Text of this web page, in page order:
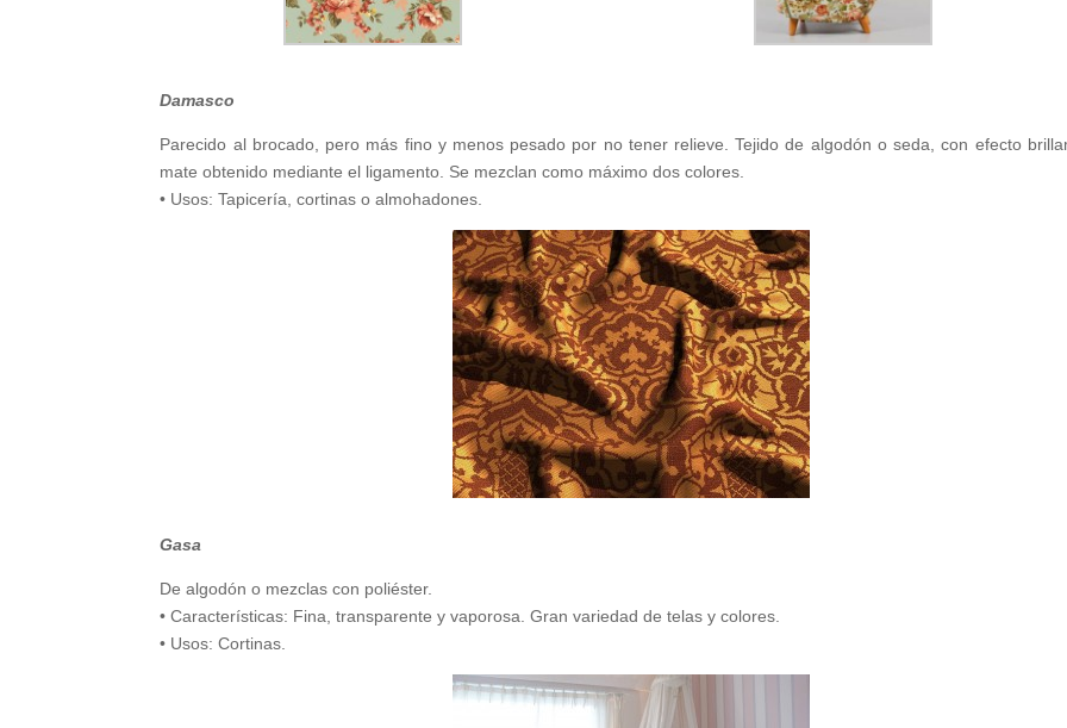
Damasco
Parecido al brocado, pero más fino y menos pesado por no tener relieve. Tejido de algodón o seda, con efecto
mate obtenido mediante el ligamento. Se mezclan como máximo dos colores.
• Usos: Tapicería, cortinas o almohadones.
Gasa
De algodón o mezclas con poliéster.
• Características: Fina, transparente y vaporosa. Gran variedad de telas y colores.
• Usos: Cortinas.